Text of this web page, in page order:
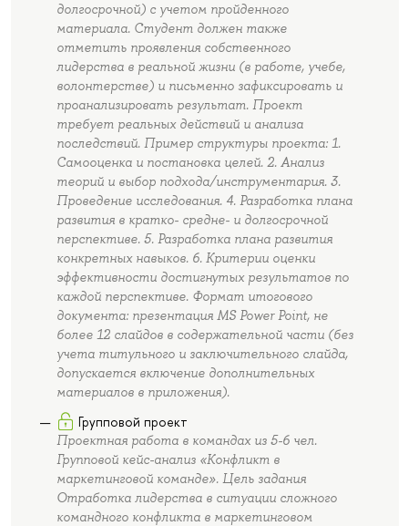
долгосрочной) с учетом пройденного
материала. Студент должен также
отметить проявления собственного
лидерства в реальной жизни (в работе, учебе,
волонтерстве) и письменно зафиксировать и
проанализировать результат. Проект
требует реальных действий и анализа
последствий. Пример структуры проекта: 1.
Самооценка и постановка целей. 2. Анализ
теорий и выбор подхода/инструментария. 3.
Проведение исследования. 4. Разработка плана
развития в кратко- средне- и долгосрочной
перспективе. 5. Разработка плана развития
конкретных навыков. 6. Критерии оценки
эффективности достигнутых результатов по
каждой перспективе. Формат итогового
документа: презентация MS Power Point, не
более 12 слайдов в содержательной части (без
учета титульного и заключительного слайда,
допускается включение дополнительных
материалов в приложения).
Групповой проект
Проектная работа в командах из 5-6 чел.
Групповой кейс-анализ «Конфликт в
маркетинговой команде». Цель задания
Отработка лидерства в ситуации сложного
командного конфликта в маркетинговом